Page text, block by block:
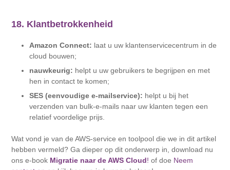
18. Klantbetrokkenheid
Amazon Connect: laat u uw klantenservicecentrum in de
cloud bouwen;
nauwkeurig: helpt u uw gebruikers te begrijpen en met
hen in contact te komen;
SES (eenvoudige e-mailservice): helpt u bij het
verzenden van bulk-e-mails naar uw klanten tegen een
relatief voordelige prijs.
Wat vond je van de AWS-service en toolpool die we in dit artikel
hebben vermeld? Ga dieper op dit onderwerp in, download nu
ons e-book Migratie naar de AWS Cloud! of doe Neem